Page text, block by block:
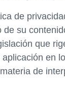
de
de su
que
en
de